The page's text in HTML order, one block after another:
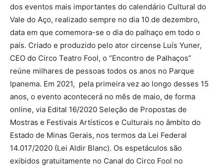
dos eventos mais importantes do calendário Cultural do
Vale do Aço, realizado sempre no dia 10 de dezembro,
data em que comemora-se o dia do palhaço em todo o
país. Criado e produzido pelo ator circense Luís Yuner,
CEO do Circo Teatro Fool, o “Encontro de Palhaços”
reúne milhares de pessoas todos os anos no Parque
Ipanema. Em 2021, pela primeira vez ao longo desses 15
anos, o evento acontecerá no mês de maio, de forma
online, via Edital 16/2020 Seleção de Propostas de
Mostras e Festivais Artísticos e Culturais no âmbito do
Estado de Minas Gerais, nos termos da Lei Federal
14.017/2020 (Lei Aldir Blanc). Os espetáculos são
exibidos gratuitamente no Canal do Circo Fool no